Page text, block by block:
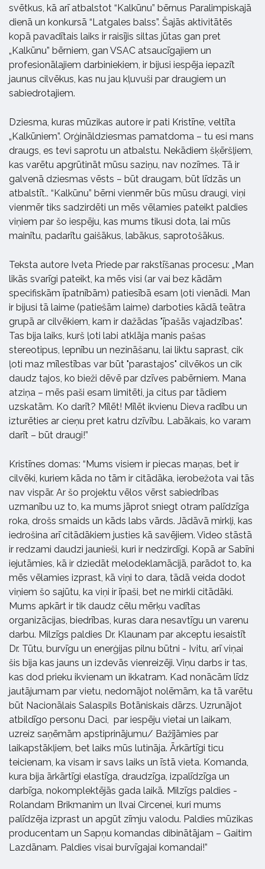
svētkus, kā arī atbalstot “Kalkūnu” bērnus Paralimpiskajā
dienā un konkursā “Latgales balss”. Šajās aktivitātēs
kopā pavadītais laiks ir raisījis siltas jūtas gan pret
„Kalkūnu” bērniem, gan VSAC atsaucīgajiem un
profesionālajiem darbiniekiem, ir bijusi iespēja iepazīt
jaunus cilvēkus, kas nu jau kļuvuši par draugiem un
sabiedrotajiem.
Dziesma, kuras mūzikas autore ir pati Kristīne, veltīta
„Kalkūniem”. Orģināldziesmas pamatdoma – tu esi mans
draugs, es tevi saprotu un atbalstu. Nekādiem šķēršļiem,
kas varētu apgrūtināt mūsu saziņu, nav nozīmes. Tā ir
galvenā dziesmas vēsts – būt draugam, būt līdzās un
atbalstīt.. “Kalkūnu” bērni vienmēr būs mūsu draugi, viņi
vienmēr tiks sadzirdēti un mēs vēlamies pateikt paldies
viņiem par šo iespēju, kas mums tikusi dota, lai mūs
mainītu, padarītu gaišākus, labākus, saprotošākus.
Teksta autore Iveta Priede par rakstīšanas procesu: „Man
likās svarīgi pateikt, ka mēs visi (ar vai bez kādām
specifiskām īpatnībām) patiesībā esam ļoti vienādi. Man
ir bijusi tā laime (patiešām laime) darboties kādā teātra
grupā ar cilvēkiem, kam ir dažādas "īpašās vajadzības".
Tas bija laiks, kurš ļoti labi atklāja manis pašas
stereotipus, lepnību un nezināšanu, lai liktu saprast, cik
ļoti maz mīlestības var būt "parastajos" cilvēkos un cik
daudz tajos, ko bieži dēvē par dzīves pabērniem. Mana
atziņa – mēs paši esam limitēti, ja citus par tādiem
uzskatām. Ko darīt? Mīlēt! Mīlēt ikvienu Dieva radību un
izturēties ar cieņu pret katru dzīvību. Labākais, ko varam
darīt – būt draugi!”
Kristīnes domas: “Mums visiem ir piecas maņas, bet ir
cilvēki, kuriem kāda no tām ir citādāka, ierobežota vai tās
nav vispār. Ar šo projektu vēlos vērst sabiedrības
uzmanību uz to, ka mums jāprot sniegt otram palīdzīga
roka, drošs smaids un kāds labs vārds. Jādāvā mirkļi, kas
iedrošina arī citādākiem justies kā savējiem. Video stāstā
ir redzami daudzi jaunieši, kuri ir nedzirdīgi. Kopā ar Sabīni
iejutāmies, kā ir dziedāt melodeklamācijā, parādot to, ka
mēs vēlamies izprast, kā viņi to dara, tādā veida dodot
viņiem šo sajūtu, ka viņi ir īpaši, bet ne mirkli citādāki.
Mums apkārt ir tik daudz cēlu mērķu vadītas
organizācijas, biedrības, kuras dara nesavtīgu un varenu
darbu. Milzīgs paldies Dr. Klaunam par akceptu iesaistīt
Dr. Tūtu, burvīgu un enerģijas pilnu būtni - Ivitu, arī viņai
šis bija kas jauns un izdevās vienreizēji. Viņu darbs ir tas,
kas dod prieku ikvienam un ikkatram. Kad nonācām līdz
jautājumam par vietu, nedomājot nolēmām, ka tā varētu
būt Nacionālais Salaspils Botāniskais dārzs. Uzrunājot
atbildīgo personu Daci, par iespēju vietai un laikam,
uzreiz saņēmām apstiprinājumu/ Bažījāmies par
laikapstākļiem, bet laiks mūs lutināja. Ārkārtīgi ticu
teicienam, ka visam ir savs laiks un īstā vieta. Komanda,
kura bija ārkārtīgi elastīga, draudzīga, izpalīdzīga un
darbīga, nokomplektējās gada laikā. Milzīgs paldies -
Rolandam Brikmanim un Ilvai Circenei, kuri mums
palīdzēja izprast un apgūt zīmju valodu. Paldies mūzikas
producentam un Sapņu komandas dibinātājam – Gaitim
Lazdānam. Paldies visai burvīgajai komandai!”